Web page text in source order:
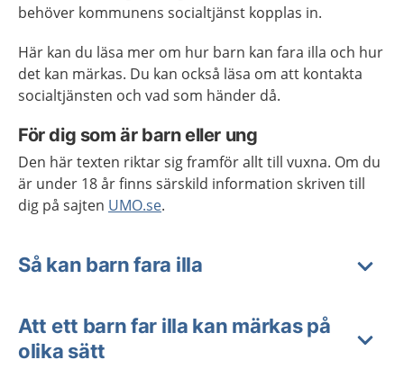
behöver kommunens socialtjänst kopplas in.
Här kan du läsa mer om hur barn kan fara illa och hur
det kan märkas. Du kan också läsa om att kontakta
socialtjänsten och vad som händer då.
För dig som är barn eller ung
Den här texten riktar sig framför allt till vuxna. Om du
är under 18 år finns särskild information skriven till
dig på sajten UMO.se.
Så kan barn fara illa
Att ett barn far illa kan märkas på
olika sätt